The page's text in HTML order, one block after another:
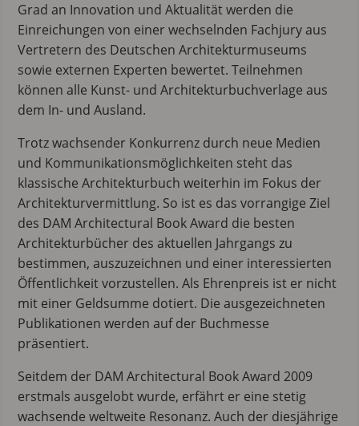
Grad an Innovation und Aktualität werden die
Einreichungen von einer wechselnden Fachjury aus
Vertretern des Deutschen Architekturmuseums
sowie externen Experten bewertet. Teilnehmen
können alle Kunst- und Architekturbuchverlage aus
dem In- und Ausland.
Trotz wachsender Konkurrenz durch neue Medien
und Kommunikationsmöglichkeiten steht das
klassische Architekturbuch weiterhin im Fokus der
Architekturvermittlung. So ist es das vorrangige Ziel
des DAM Architectural Book Award die besten
Architekturbücher des aktuellen Jahrgangs zu
bestimmen, auszuzeichnen und einer interessierten
Öffentlichkeit vorzustellen. Als Ehrenpreis ist er nicht
mit einer Geldsumme dotiert. Die ausgezeichneten
Publikationen werden auf der Buchmesse
präsentiert.
Seitdem der DAM Architectural Book Award 2009
erstmals ausgelobt wurde, erfährt er eine stetig
wachsende weltweite Resonanz. Auch der diesjährige